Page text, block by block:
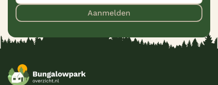
Aanmelden